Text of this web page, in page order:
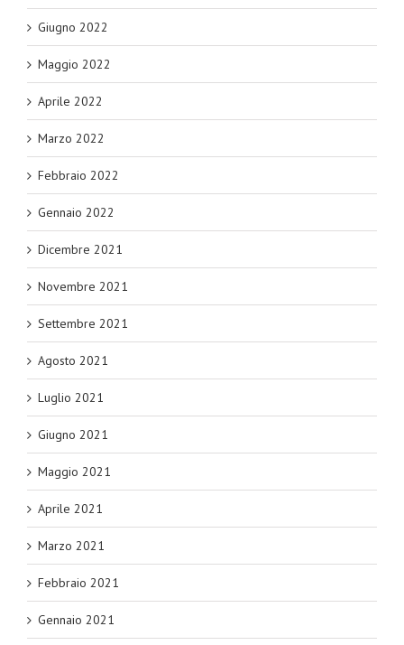
Giugno 2022
Maggio 2022
Aprile 2022
Marzo 2022
Febbraio 2022
Gennaio 2022
Dicembre 2021
Novembre 2021
Settembre 2021
Agosto 2021
Luglio 2021
Giugno 2021
Maggio 2021
Aprile 2021
Marzo 2021
Febbraio 2021
Gennaio 2021